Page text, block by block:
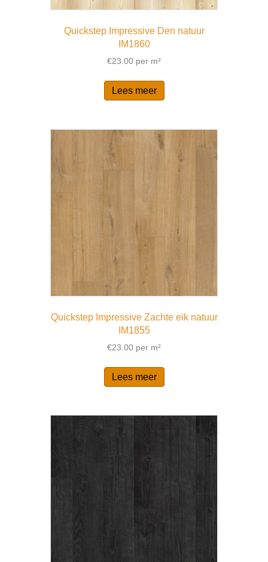
Quickstep Impressive Den natuur
IM1860
€23.00 per m²
Lees meer
Quickstep Impressive Zachte eik natuur
IM1855
€23.00 per m²
Lees meer